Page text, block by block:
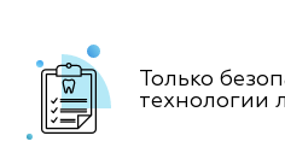
Только
технологии